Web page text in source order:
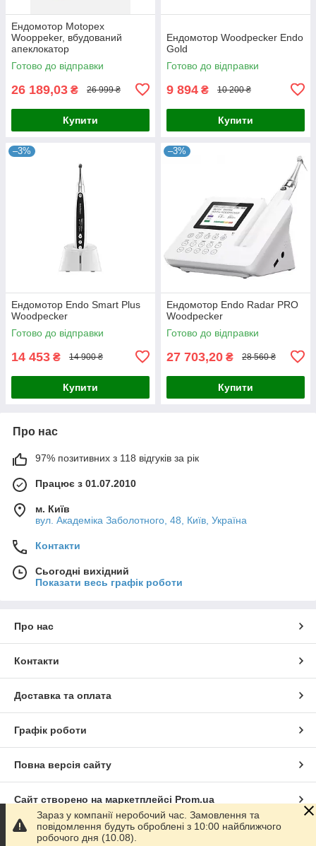
Ендомотор Motopex
Wooppeker, вбудований
апеклокатор
Готово до відправки
26 189,03 ₴ 26 999 ₴
Купити
Ендомотор Woodpecker Endo
Gold
Готово до відправки
9 894 ₴ 10 200 ₴
Купити
–3%
Ендомотор Endo Smart Plus
Woodpecker
Готово до відправки
14 453 ₴ 14 900 ₴
Купити
–3%
Ендомотор Endo Radar PRO
Woodpecker
Готово до відправки
27 703,20 ₴ 28 560 ₴
Купити
Про нас
97% позитивних з 118 відгуків за рік
Працює з 01.07.2010
м. Київ
вул. Академіка Заболотного, 48, Київ, Україна
Контакти
Сьогодні вихідний
Показати весь графік роботи
Про нас
Контакти
Доставка та оплата
Графік роботи
Повна версія сайту
Сайт створено на маркетплейсі Prom.ua
Політика конфіденційності
Зараз у компанії неробочий час. Замовлення та
повідомлення будуть оброблені з 10:00 найближчого
робочого дня (10.08).